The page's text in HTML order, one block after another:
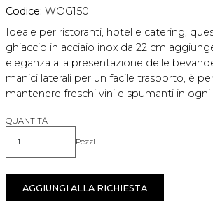
Codice: WOG150
Ideale per ristoranti, hotel e catering,
ghiaccio in acciaio inox da 22 cm
eleganza alla presentazione delle
manici laterali per un facile trasporto, è
mantenere freschi vini e spumanti in ogni
QUANTITÀ
Quantità Pezzi
AGGIUNGI ALLA RICHIESTA